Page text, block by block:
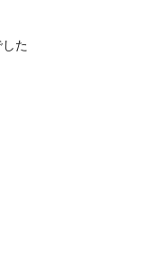
た